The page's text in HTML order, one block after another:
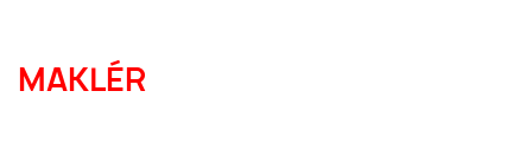
MAKLÉR